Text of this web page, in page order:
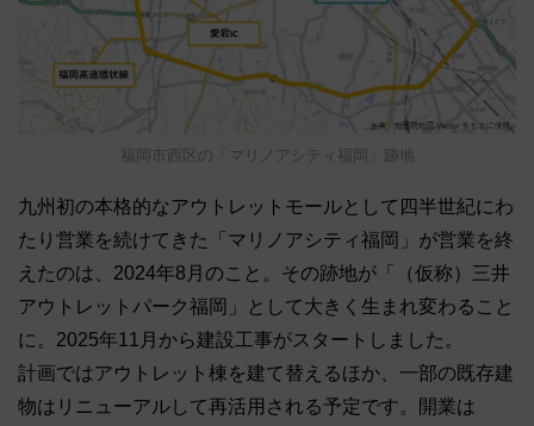
福岡市西区の「マリノアシティ福岡」跡地
九州初の本格的なアウトレットモールとして四半世紀にわ
たり営業を続けてきた「マリノアシティ福岡」が営業を終
えたのは、2024年8月のこと。その跡地が「（仮称）三井
アウトレットパーク福岡」として大きく生まれ変わること
に。2025年11月から建設工事がスタートしました。
計画ではアウトレット棟を建て替えるほか、一部の既存建
物はリニューアルして再活用される予定です。開業は